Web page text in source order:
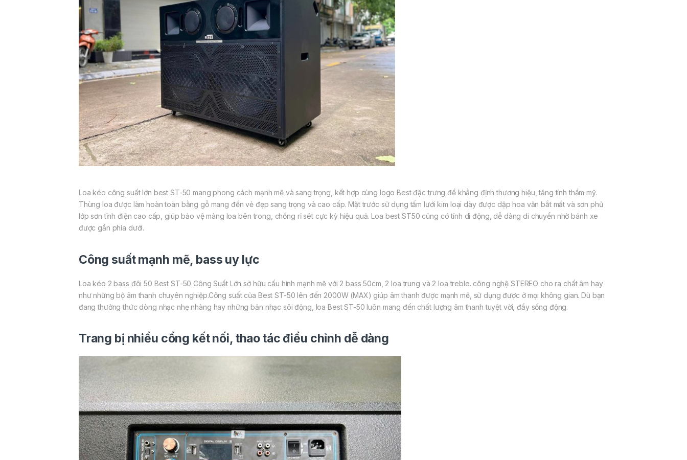
Loa kéo công suất lớn best ST-50 mang phong cách mạnh mẽ và sang trọng, kết hợp cùng logo Best đặc trưng để khẳng định thương hiệu, tăng tính thẩm mỹ.
Thùng loa được làm hoàn toàn bằng gỗ mang đến vẻ đẹp sang trọng và cao cấp. Mặt trước sử dụng tấm lưới kim loại dày được dập hoa văn bắt mắt và sơn phủ
lớp sơn tĩnh điện cao cấp, giúp bảo vệ màng loa bên trong, chống rỉ sét cực kỳ hiệu quả. Loa best ST50 cũng có tính di động, dễ dàng di chuyển nhờ bánh xe
được gắn phía dưới.
Công suất mạnh mẽ, bass uy lực
Loa kéo 2 bass đôi 50 Best ST-50 Công Suất Lớn sở hữu cấu hình mạnh mẽ với 2 bass 50cm, 2 loa trung và 2 loa treble. công nghệ STEREO cho ra chất âm hay
như những bộ âm thanh chuyên nghiệp.Công suất của Best ST-50 lên đến 2000W (MAX) giúp âm thanh được mạnh mẽ, sử dụng được ở mọi không gian. Dù bạn
đang thưởng thức dòng nhạc nhẹ nhàng hay những bản nhạc sôi động, loa Best ST-50 luôn mang đến chất lượng âm thanh tuyệt vời, đầy sống động.
Trang bị nhiều cổng kết nối, thao tác điều chỉnh dễ dàng